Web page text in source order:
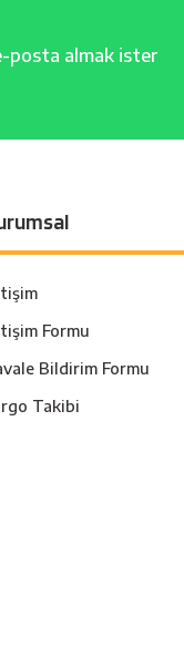
posta almak ister
Formu
Bildirim Formu
Takibi